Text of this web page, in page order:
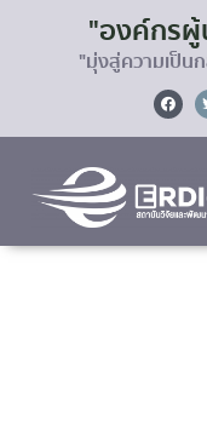
"องค์กรผู้
"มุ่งสู่ความเป็น